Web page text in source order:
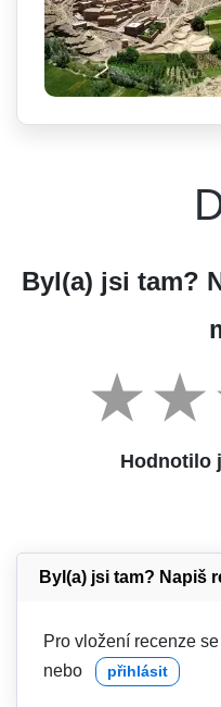
Byl(a) jsi tam?
Hodnotilo
Byl(a) jsi tam? Napiš
Pro vložení recenze
nebo přihlásit